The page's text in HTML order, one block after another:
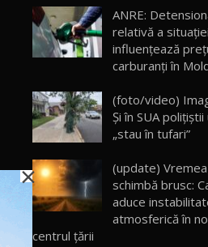
ANRE:
relativă a
influențează
carburanți în
(foto/video)
Și în SUA
„stau în tufari”
(update)
schimbă brusc:
aduce
atmosferică în
centrul țării
×